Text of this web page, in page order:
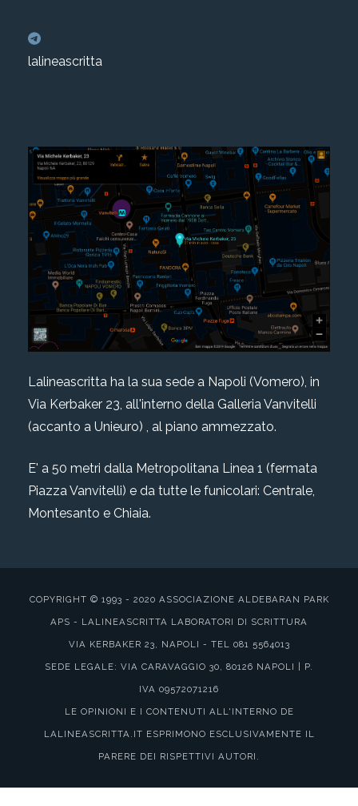
lalineascritta
Lalineascritta ha la sua sede a Napoli (Vomero), in
Via Kerbaker 23, all'interno della Galleria Vanvitelli
(accanto a Unieuro) , al piano ammezzato.
E' a 50 metri dalla Metropolitana Linea 1 (fermata
Piazza Vanvitelli) e da tutte le funicolari: Centrale,
Montesanto e Chiaia.
COPYRIGHT © 1993 - 2020 ASSOCIAZIONE ALDEBARAN PARK
APS - LALINEASCRITTA LABORATORI DI SCRITTURA
VIA KERBAKER 23, NAPOLI - TEL 081 5564013
SEDE LEGALE: VIA CARAVAGGIO 30, 80126 NAPOLI | P.
IVA 09572071216
LE OPINIONI E I CONTENUTI ALL'INTERNO DE
LALINEASCRITTA.IT ESPRIMONO ESCLUSIVAMENTE IL
PARERE DEI RISPETTIVI AUTORI.